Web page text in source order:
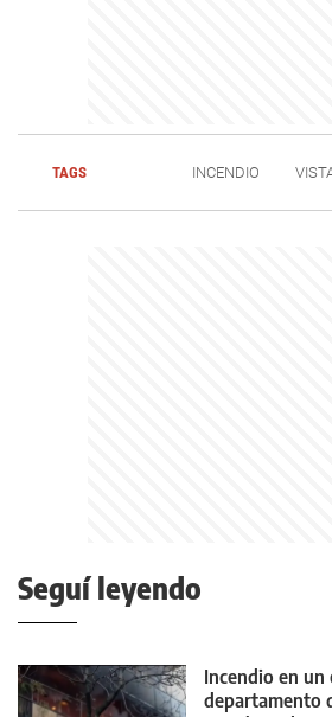
TAGS INCENDIO
Seguí leyendo
Incendio en un
departamento